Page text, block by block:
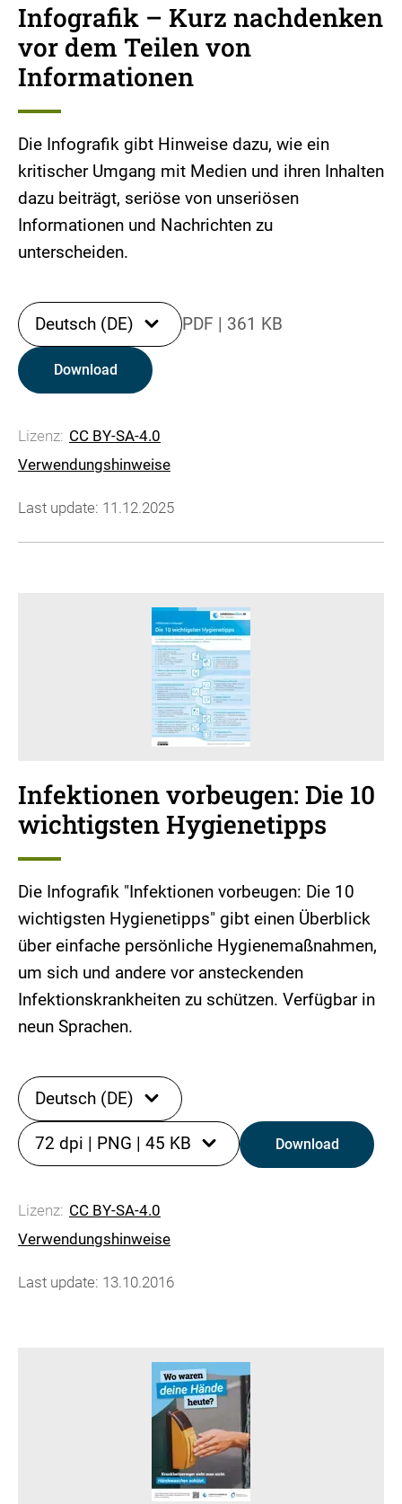
Infografik – Kurz nachdenken
vor dem Teilen von
Informationen
Die Infografik gibt Hinweise dazu, wie ein
kritischer Umgang mit Medien und ihren Inhalten
dazu beiträgt, seriöse von unseriösen
Informationen und Nachrichten zu
unterscheiden.
Deutsch (DE) PDF | 361 KB
Download
Lizenz: CC BY-SA-4.0
Verwendungshinweise
Last update: 11.12.2025
Infektionen vorbeugen: Die 10
wichtigsten Hygienetipps
Die Infografik "Infektionen vorbeugen: Die 10
wichtigsten Hygienetipps" gibt einen Überblick
über einfache persönliche Hygienemaßnahmen,
um sich und andere vor ansteckenden
Infektionskrankheiten zu schützen. Verfügbar in
neun Sprachen.
Deutsch (DE)
72 dpi | PNG | 45 KB Download
Lizenz: CC BY-SA-4.0
Verwendungshinweise
Last update: 13.10.2016